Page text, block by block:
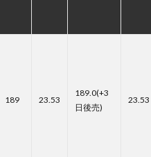
189 23.53
189.0(+3
日後売)
23.53